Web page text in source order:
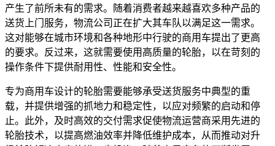
产生了前所未有的需求。随着消费者越来越喜欢多种产品的
送货上门服务，物流公司正在扩大其车队以满足这一需求。
这对能够在城市环境和各种地形中行驶的商用车提出了更高
的要求。反过来，这就需要使用高质量的轮胎，以在苛刻的
操作条件下提供耐用性、性能和安全性。
专为商用车设计的轮胎需要能够承受送货服务中典型的重
载，并提供增强的抓地力和稳定性，以应对频繁的启动和停
止。此外，及时高效的交付需求促使物流运营商采用先进的
轮胎技术，以提高燃油效率并降低维护成本，从而推动对升